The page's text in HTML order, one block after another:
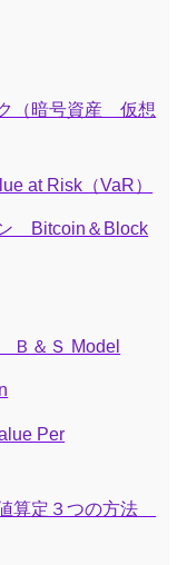
（暗号資産 仮想
at Risk（VaR）
ン Bitcoin＆Block
Ｂ＆Ｓ Model
Per
算定３つの方法